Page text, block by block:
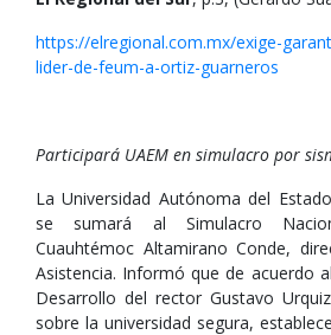
https://elregional.com.mx/exige-
lider-de-feum-a-ortiz-guarneros
Participará UAEM en simulacro por
La Universidad Autónoma del
se sumará al Simulacro
Cuauhtémoc Altamirano Conde,
Asistencia. Informó que de acuerdo
Desarrollo del rector Gustavo
sobre la universidad segura,